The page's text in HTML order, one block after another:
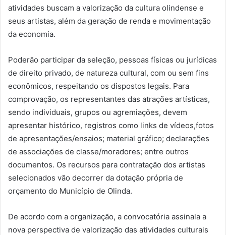
atividades buscam a valorização da cultura olindense e
seus artistas, além da geração de renda e movimentação
da economia.
Poderão participar da seleção, pessoas físicas ou jurídicas
de direito privado, de natureza cultural, com ou sem fins
econômicos, respeitando os dispostos legais. Para
comprovação, os representantes das atrações artísticas,
sendo individuais, grupos ou agremiações, devem
apresentar histórico, registros como links de vídeos,fotos
de apresentações/ensaios; material gráfico; declarações
de associações de classe/moradores; entre outros
documentos. Os recursos para contratação dos artistas
selecionados vão decorrer da dotação própria de
orçamento do Município de Olinda.
De acordo com a organização, a convocatória assinala a
nova perspectiva de valorização das atividades culturais